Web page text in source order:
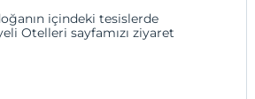
içindeki tesislerde
Otelleri sayfamızı ziyaret